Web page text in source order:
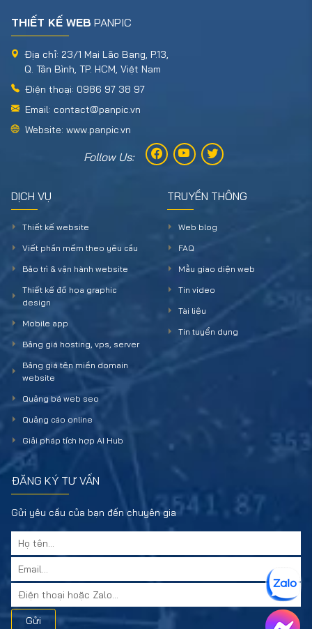
THIẾT KẾ WEB PANPIC
Địa chỉ: 23/1 Mai Lão Bạng, P.13,
Q. Tân Bình, TP. HCM, Việt Nam
Điện thoại: 0986 97 38 97
Email: contact@panpic.vn
Website: www.panpic.vn
Follow Us:
DỊCH VỤ
Thiết kế website
Viết phần mềm theo yêu cầu
Bảo trì & vận hành website
Thiết kế đồ họa graphic
design
Mobile app
Bảng giá hosting, vps, server
Bảng giá tên miền domain
website
Quảng bá web seo
Quảng cáo online
Giải pháp tích hợp AI Hub
TRUYỀN THÔNG
Web blog
FAQ
Mẫu giao diện web
Tin video
Tài liệu
Tin tuyển dụng
ĐĂNG KÝ TƯ VẤN
Gửi yêu cầu của bạn đến chuyên gia
Gửi